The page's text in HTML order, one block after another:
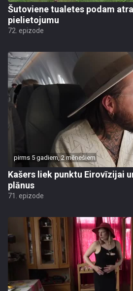
Šutoviene tualetes podam
pielietojumu
72. epizode
pirms 5 gadiem, 2 mēnešiem
Kašers liek punktu Eirovīzijai
plānus
71. epizode